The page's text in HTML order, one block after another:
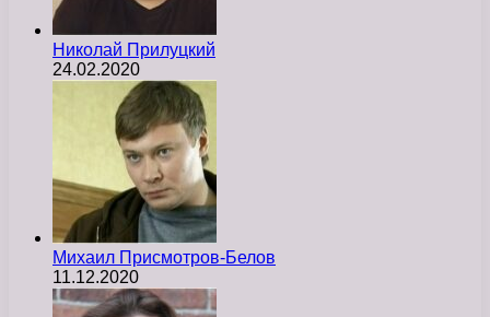
Николай Прилуцкий
24.02.2020
Михаил Присмотров-Белов
11.12.2020